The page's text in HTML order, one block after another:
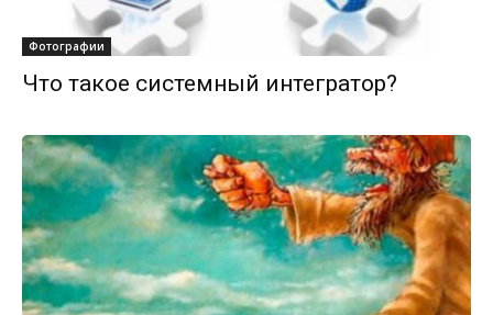
Фотографии
Что такое системный интегратор?